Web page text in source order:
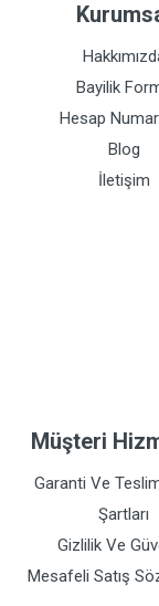
Bayilik
Hesap
Blog
İletişim
Müşteri
Garanti Ve
Şartları
Gizlilik Ve
Mesafeli Satış